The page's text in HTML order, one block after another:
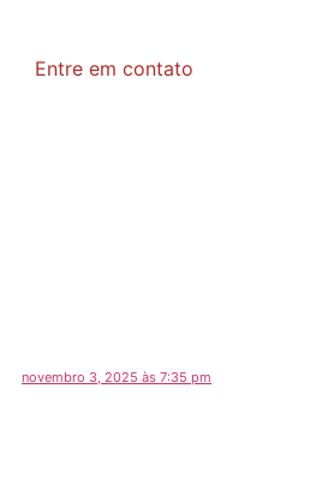
Entre em contato
novembro 3, 2025 às 7:35 pm